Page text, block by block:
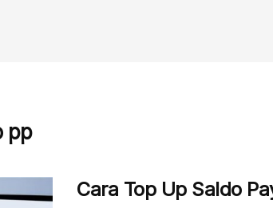
pp
Cara Top Up Saldo